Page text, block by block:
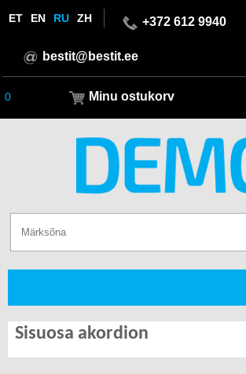
ET EN RU ZH +372 612 9940
bestit@bestit.ee
0 Minu ostukorv
Sisuosa akordion